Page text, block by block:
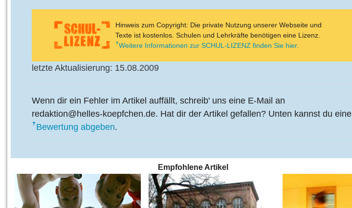
Hinweis zum Copyright: Die private Nutzung unserer Webseite und
Texte ist kostenlos. Schulen und Lehrkräfte benötigen eine Lizenz.
Weitere Informationen zur SCHUL-LIZENZ finden Sie hier.
letzte Aktualisierung: 15.08.2009
Wenn dir ein Fehler im Artikel auffällt, schreib' uns eine E-Mail an
redaktion@helles-koepfchen.de. Hat dir der Artikel gefallen? Unten kannst du eine
Bewertung abgeben.
Empfohlene Artikel